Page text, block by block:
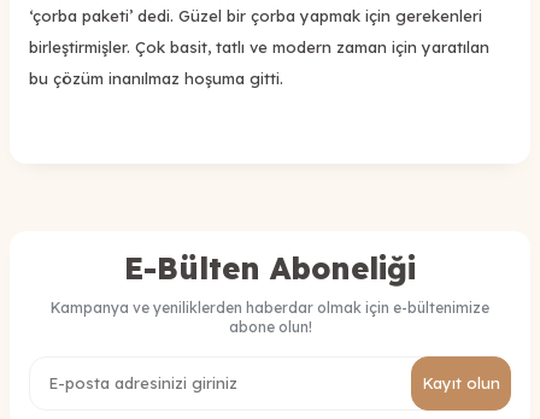
‘çorba paketi’ dedi. Güzel bir çorba yapmak için gerekenleri
birleştirmişler. Çok basit, tatlı ve modern zaman için yaratılan
bu çözüm inanılmaz hoşuma gitti.
E-Bülten Aboneliği
Kampanya ve yeniliklerden haberdar olmak için e-bültenimize
abone olun!
Kayıt olun